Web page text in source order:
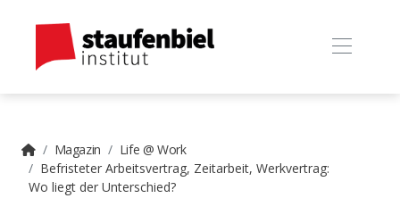
Magazin
Life @ Work
Befristeter Arbeitsvertrag, Zeitarbeit, Werkvertrag:
Wo liegt der Unterschied?